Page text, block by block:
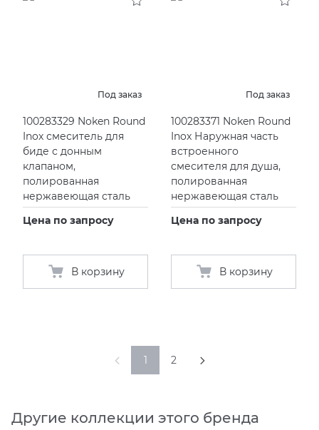
Под заказ
100283329 Noken Round
Inox смеситель для
биде с донным
клапаном,
полированная
нержавеющая сталь
Цена по запросу
В корзину
Под заказ
100283371 Noken Round
Inox Наружная часть
встроенного
смесителя для душа,
полированная
нержавеющая сталь
Цена по запросу
В корзину
1 2
Другие коллекции этого бренда